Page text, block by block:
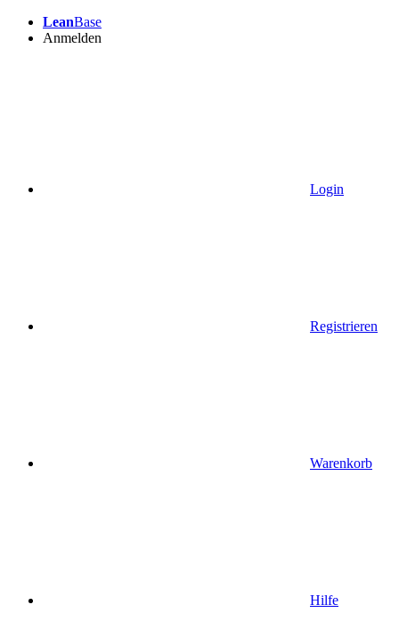
LeanBase
Anmelden
Login
Registrieren
Warenkorb
Hilfe